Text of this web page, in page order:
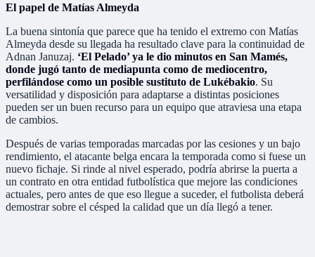
El papel de Matías Almeyda
La buena sintonía que parece que ha tenido el extremo con Matías
Almeyda desde su llegada ha resultado clave para la continuidad de
Adnan Januzaj. ‘El Pelado’ ya le dio minutos en San Mamés,
donde jugó tanto de mediapunta como de mediocentro,
perfilándose como un posible sustituto de Lukébakio. Su
versatilidad y disposición para adaptarse a distintas posiciones
pueden ser un buen recurso para un equipo que atraviesa una etapa
de cambios.
Después de varias temporadas marcadas por las cesiones y un bajo
rendimiento, el atacante belga encara la temporada como si fuese un
nuevo fichaje. Si rinde al nivel esperado, podría abrirse la puerta a
un contrato en otra entidad futbolística que mejore las condiciones
actuales, pero antes de que eso llegue a suceder, el futbolista deberá
demostrar sobre el césped la calidad que un día llegó a tener.